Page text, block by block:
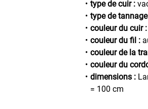
type de cuir :
type de
couleur du cuir :
couleur du fil :
couleur de la
couleur du
dimensions :
= 100 cm